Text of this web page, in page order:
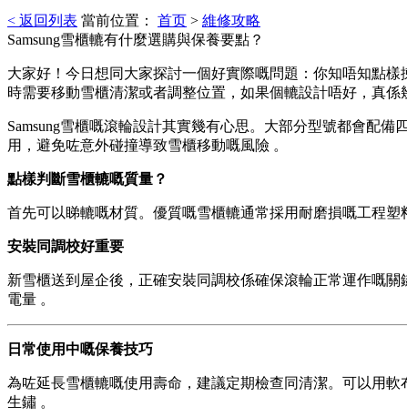
< 返回列表 當前位置： 首页 > 維修攻略
Samsung雪櫃轆有什麼選購與保養要點？
大家好！今日想同大家探討一個好實際嘅問題：你知唔知點
時需要移動雪櫃清潔或者調整位置，如果個轆設計唔好，真
Samsung雪櫃嘅滾輪設計其實幾有心思。大部分型號都會配
用，避免咗意外碰撞導致雪櫃移動嘅風險 。
點樣判斷雪櫃轆嘅質量？
首先可以睇轆嘅材質。優質嘅雪櫃轆通常採用耐磨損嘅工程
安裝同調校好重要
新雪櫃送到屋企後，正確安裝同調校係確保滾輪正常運作嘅
電量 。
日常使用中嘅保養技巧
為咗延長雪櫃轆嘅使用壽命，建議定期檢查同清潔。可以用
生鏽 。